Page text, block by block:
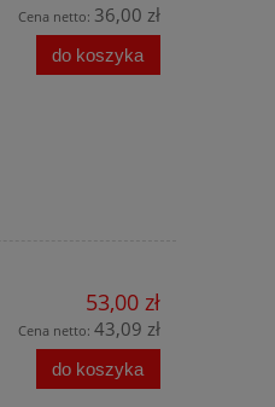
Cena netto: 36,00 zł
do koszyka
53,00 zł
Cena netto: 43,09 zł
do koszyka